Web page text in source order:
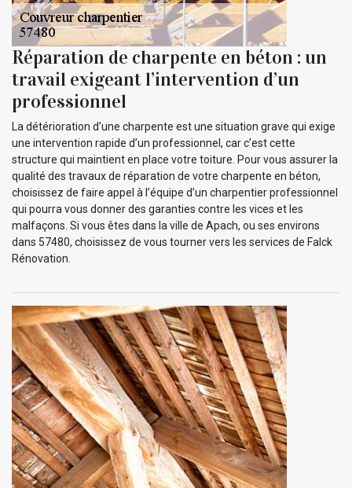
Réparation de charpente en béton : un
travail exigeant l’intervention d’un
professionnel
La détérioration d’une charpente est une situation grave qui exige
une intervention rapide d’un professionnel, car c’est cette
structure qui maintient en place votre toiture. Pour vous assurer la
qualité des travaux de réparation de votre charpente en béton,
choisissez de faire appel à l’équipe d’un charpentier professionnel
qui pourra vous donner des garanties contre les vices et les
malfaçons. Si vous êtes dans la ville de Apach, ou ses environs
dans 57480, choisissez de vous tourner vers les services de Falck
Rénovation.